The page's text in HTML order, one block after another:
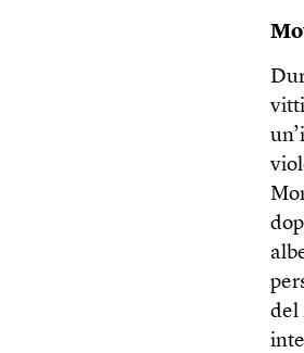
del